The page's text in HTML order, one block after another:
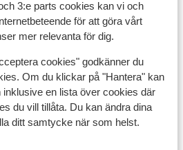
3:e parts cookies kan vi och
för att göra vårt
mer relevanta för dig.
cookies" godkänner du
Om du klickar på "Hantera" kan
en lista över cookies där
du vill tillåta. Du kan ändra dina
ditt samtycke när som helst.